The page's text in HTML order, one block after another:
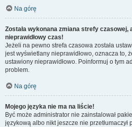
Na górę
Została wykonana zmiana strefy czasowej,
nieprawidłowy czas!
Jeżeli na pewno strefa czasowa została
jest wyświetlany nieprawidłowo, oznacza to,
ustawiony nieprawidłowo. Poinformuj o tym
problem.
Na górę
Mojego języka nie ma na liście!
Być może administrator nie zainstalował
językową albo nikt jeszcze nie przetłumaczył